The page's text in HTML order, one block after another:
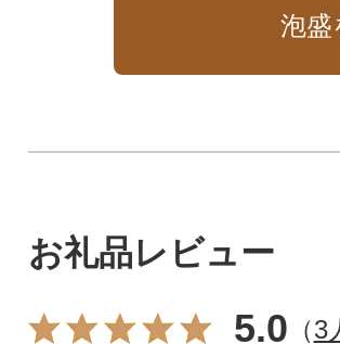
泡盛
お礼品レビュー
5.0 （3